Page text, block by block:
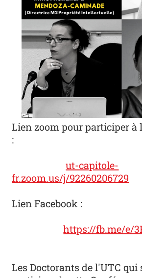
Lien zoom pour participer à
:
ut-capitole-
fr.zoom.us/j/92260206729
Lien Facebook :
https://fb.me/e/
Les Doctorants de l'UTC